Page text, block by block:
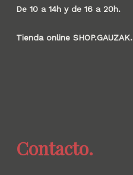
De 10 a 14h y de 16 a 20h.
Tienda online SHOP.GAUZAK.
Contacto.